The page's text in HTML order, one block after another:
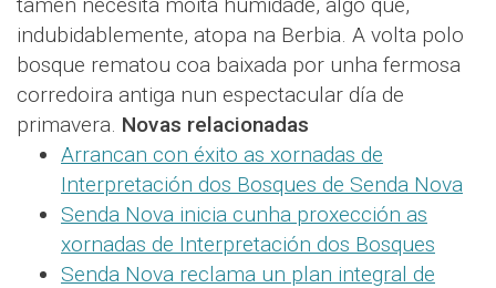
indubidablemente, atopa na Berbia. A volta polo
bosque rematou coa baixada por unha fermosa
corredoira antiga nun espectacular día de
primavera. Novas relacionadas
Arrancan con éxito as xornadas de
Interpretación dos Bosques de Senda Nova
Senda Nova inicia cunha proxección as
xornadas de Interpretación dos Bosques
Senda Nova reclama un plan integral de